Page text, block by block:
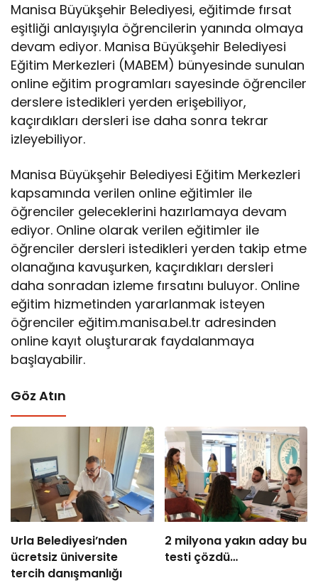
Manisa Büyükşehir Belediyesi, eğitimde fırsat
eşitliği anlayışıyla öğrencilerin yanında olmaya
devam ediyor. Manisa Büyükşehir Belediyesi
Eğitim Merkezleri (MABEM) bünyesinde sunulan
online eğitim programları sayesinde öğrenciler
derslere istedikleri yerden erişebiliyor,
kaçırdıkları dersleri ise daha sonra tekrar
izleyebiliyor.
Manisa Büyükşehir Belediyesi Eğitim Merkezleri
kapsamında verilen online eğitimler ile
öğrenciler geleceklerini hazırlamaya devam
ediyor. Online olarak verilen eğitimler ile
öğrenciler dersleri istedikleri yerden takip etme
olanağına kavuşurken, kaçırdıkları dersleri
daha sonradan izleme fırsatını buluyor. Online
eğitim hizmetinden yararlanmak isteyen
öğrenciler eğitim.manisa.bel.tr adresinden
online kayıt oluşturarak faydalanmaya
başlayabilir.
Göz Atın
Urla Belediyesi’nden
ücretsiz üniversite
tercih danışmanlığı
2 milyona yakın aday bu
testi çözdü…